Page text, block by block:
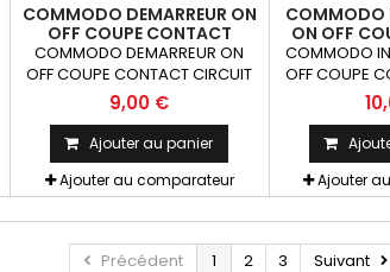
COMMODO DEMARREUR ON
OFF COUPE CONTACT
CIRCUIT PISTE CROSS
ENDURO
COMMODO DEMARREUR ON
OFF COUPE CONTACT CIRCUIT
PISTE CROSS ENDURO
9,00 €
Ajouter au panier
Ajouter au comparateur
COMMODO
ON OFF
CIRCUIT
COMMODO
OFF COUPE
PISTE
Ajouter
Précédent 1 2 3 Suivant